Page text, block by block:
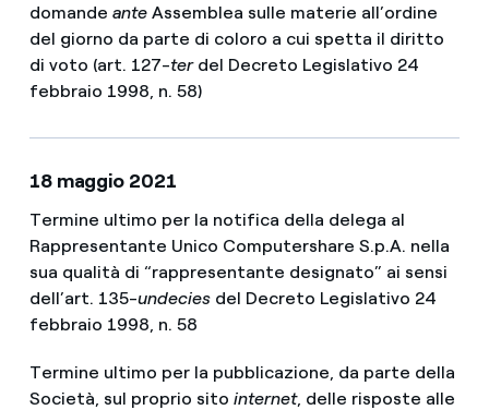
domande anteAssemblea sulle materie all’ordine
del giorno da parte di coloro a cui spetta il diritto
di voto (art. 127-terdel Decreto Legislativo 24
febbraio 1998, n. 58)
18 maggio 2021
Termine ultimo per la notifica della delega al
Rappresentante Unico Computershare S.p.A. nella
sua qualità di “rappresentante designato” ai sensi
dell’art. 135-undeciesdel Decreto Legislativo 24
febbraio 1998, n. 58
Termine ultimo per la pubblicazione, da parte della
Società, sul proprio sito internet, delle risposte alle